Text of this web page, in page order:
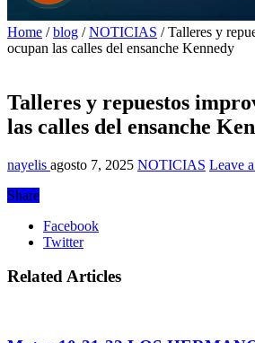
Home / blog / NOTICIAS / Talleres y
ocupan las calles del ensanche Kennedy
Talleres y repuestos
las calles del ensanche
nayelis agosto 7, 2025 NOTICIAS Leave
Share
Facebook
Twitter
Related Articles